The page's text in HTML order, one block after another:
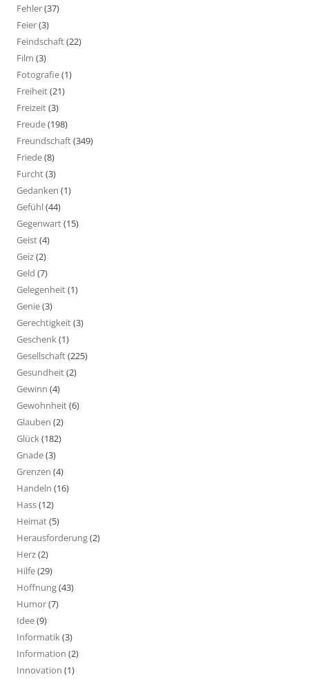
Fehler(37)
Feier(3)
Feindschaft(22)
Film (3)
Fotografie(1)
Freiheit(21)
Freizeit(3)
Freude(198)
Freundschaft(349)
Friede(8)
Furcht(3)
Gedanken (1)
Gefühl(44)
Gegenwart(15)
Geist(4)
Geiz(2)
Geld (7)
Gelegenheit(1)
Genie(3)
Gerechtigkeit(3)
Geschenk(1)
Gesellschaft(225)
Gesundheit(2)
Gewinn (4)
Gewohnheit(6)
Glauben (2)
Glück(182)
Gnade(3)
Grenzen (4)
Handeln (16)
Hass(12)
Heimat(5)
Herausforderung(2)
Herz(2)
Hilfe(29)
Hoffnung(43)
Humor(7)
Idee(9)
Informatik(3)
Information (2)
Innovation (1)